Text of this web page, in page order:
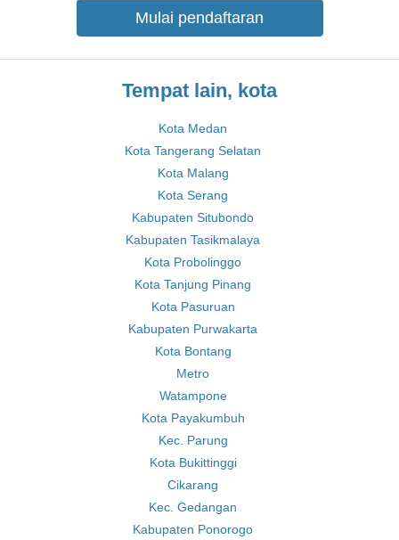
Mulai pendaftaran
Tempat lain, kota
Kota Medan
Kota Tangerang Selatan
Kota Malang
Kota Serang
Kabupaten Situbondo
Kabupaten Tasikmalaya
Kota Probolinggo
Kota Tanjung Pinang
Kota Pasuruan
Kabupaten Purwakarta
Kota Bontang
Metro
Watampone
Kota Payakumbuh
Kec. Parung
Kota Bukittinggi
Cikarang
Kec. Gedangan
Kabupaten Ponorogo